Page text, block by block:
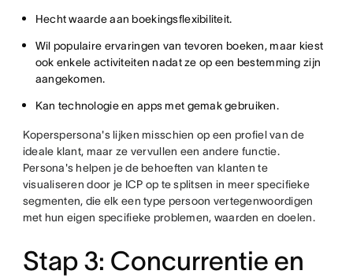
Hecht waarde aan boekingsflexibiliteit.
Wil populaire ervaringen van tevoren boeken, maar kiest
ook enkele activiteiten nadat ze op een bestemming zijn
aangekomen.
Kan technologie en apps met gemak gebruiken.
Koperspersona's lijken misschien op een profiel van de
ideale klant, maar ze vervullen een andere functie.
Persona's helpen je de behoeften van klanten te
visualiseren door je ICP op te splitsen in meer specifieke
segmenten, die elk een type persoon vertegenwoordigen
met hun eigen specifieke problemen, waarden en doelen.
Stap 3: Concurrentie en